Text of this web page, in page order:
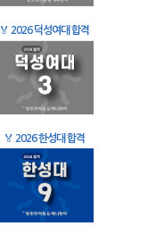
🏅 2026 덕성여대 합격
🏅 2026 한성대 합격